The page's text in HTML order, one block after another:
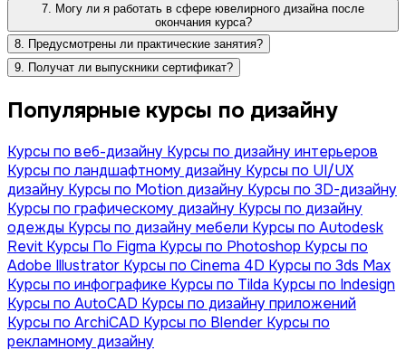
7. Могу ли я работать в сфере ювелирного дизайна после
окончания курса?
8. Предусмотрены ли практические занятия?
9. Получат ли выпускники сертификат?
Популярные курсы по дизайну
Курсы по веб-дизайну Курсы по дизайну интерьеров
Курсы по ландшафтному дизайну Курсы по UI/UX
дизайну Курсы по Motion дизайну Курсы по 3D-дизайну
Курсы по графическому дизайну Курсы по дизайну
одежды Курсы по дизайну мебели Курсы по Autodesk
Revit Курсы По Figma Курсы по Photoshop Курсы по
Adobe Illustrator Курсы по Сinema 4D Курсы по 3ds Max
Курсы по инфографике Курсы по Tilda Курсы по Indesign
Курсы по AutoCAD Курсы по дизайну приложений
Курсы по ArchiCAD Курсы по Blender Курсы по
рекламному дизайну